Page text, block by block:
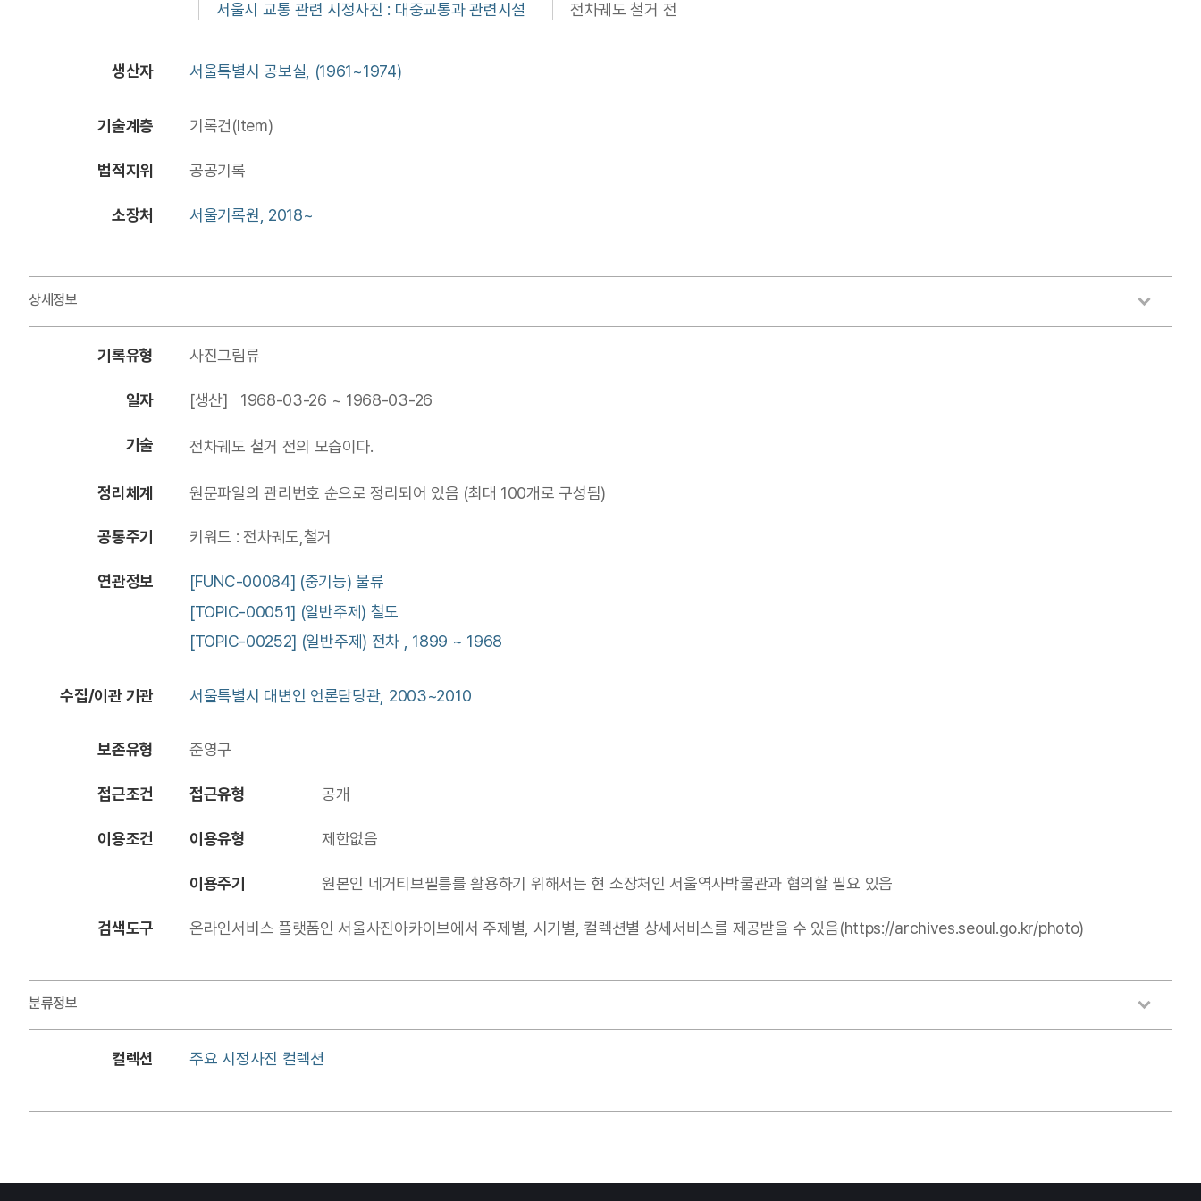
서울시 교통 관련 시정사진 : 대중교통과 관련시설
전차궤도 철거 전
생산자 서울특별시 공보실, (1961~1974)
기술계층 기록건(Item)
법적지위 공공기록
소장처 서울기록원, 2018~
상세정보
기록유형 사진그림류
일자 [생산] 1968-03-26 ~ 1968-03-26
기술 전차궤도 철거 전의 모습이다.
정리체계 원문파일의 관리번호 순으로 정리되어 있음 (최대 100개로 구성됨)
공통주기 키워드 : 전차궤도,철거
연관정보
[FUNC-00084] (중기능) 물류
[TOPIC-00051] (일반주제) 철도
[TOPIC-00252] (일반주제) 전차 , 1899 ~ 1968
수집/이관 기관 서울특별시 대변인 언론담당관, 2003~2010
보존유형 준영구
접근조건 접근유형 공개
이용조건 이용유형 제한없음
이용주기 원본인 네거티브필름를 활용하기 위해서는 현 소장처인 서울역사박물관과 협의할 필요 있음
검색도구 온라인서비스 플랫폼인 서울사진아카이브에서 주제별, 시기별, 컬렉션별 상세서비스를 제공받을 수 있음(https://archives.seoul.go.kr/photo)
분류정보
컬렉션 주요 시정사진 컬렉션